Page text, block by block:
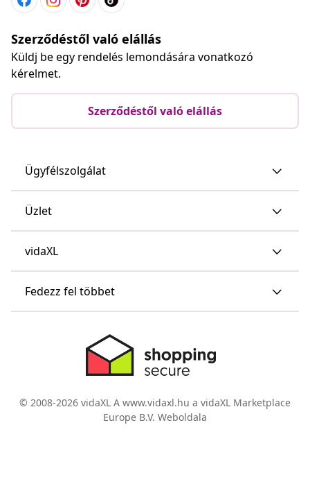
Szerződéstől való elállás
Küldj be egy rendelés lemondására vonatkozó
kérelmet.
Szerződéstől való elállás
Ügyfélszolgálat
Üzlet
vidaXL
Fedezz fel többet
© 2008-2026 vidaXL A www.vidaxl.hu a vidaXL Marketplace
Europe B.V. Weboldala